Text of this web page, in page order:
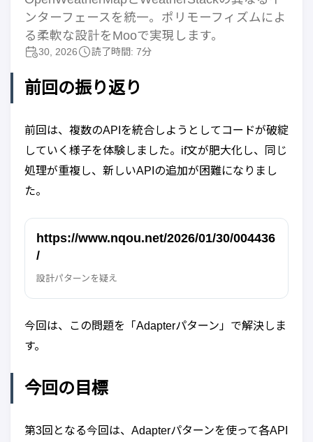
ンターフェースを統一。ポリモーフィズムによ
る柔軟な設計をMooで実現します。
30, 2026 読了時間: 7分
前回の振り返り
前回は、複数のAPIを統合しようとしてコードが破綻
していく様子を体験しました。if文が肥大化し、同じ
処理が重複し、新しいAPIの追加が困難になりまし
た。
https://www.nqou.net/2026/01/30/004436
/
設計パターンを疑え
今回は、この問題を「Adapterパターン」で解決しま
す。
今回の目標
第3回となる今回は、Adapterパターンを使って各API